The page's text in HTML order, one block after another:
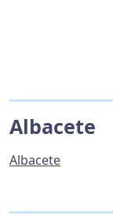
Albacete
Albacete